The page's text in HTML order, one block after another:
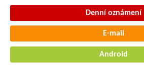
Denní oznámení
E-mail
Android